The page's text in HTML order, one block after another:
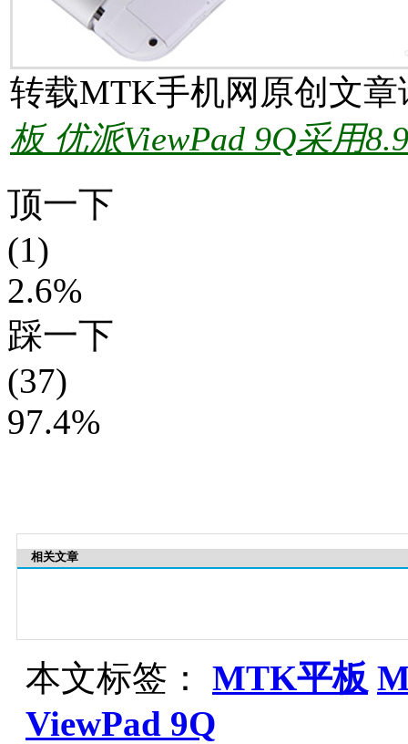
转载MTK手机网原创文
板 优派ViewPad 9Q采用
顶一下
(1)
2.6%
踩一下
(37)
97.4%
相关文章
本文标签： MTK平板
ViewPad 9Q